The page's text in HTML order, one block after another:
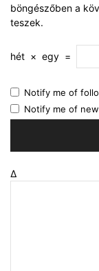
böngészőben a
teszek.
hét × egy =
Notify me of
Notify me of
Δ